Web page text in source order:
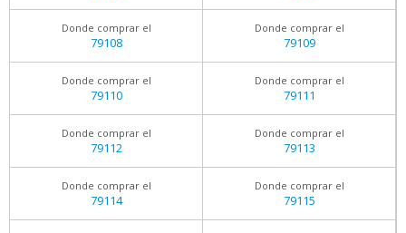
Donde comprar el
79108
Donde comprar el
79109
Donde comprar el
79110
Donde comprar el
79111
Donde comprar el
79112
Donde comprar el
79113
Donde comprar el
79114
Donde comprar el
79115